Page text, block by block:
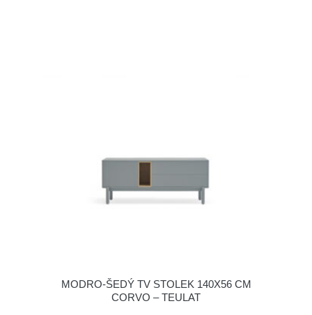
MODRO-ŠEDÝ TV STOLEK 140X56 CM
CORVO – TEULAT